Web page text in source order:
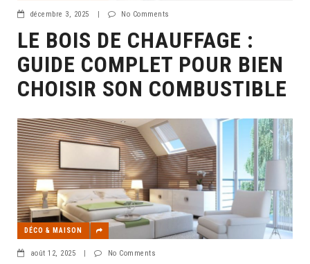
décembre 3, 2025 | No Comments
LE BOIS DE CHAUFFAGE :
GUIDE COMPLET POUR BIEN
CHOISIR SON COMBUSTIBLE
DÉCO & MAISON
août 12, 2025 | No Comments